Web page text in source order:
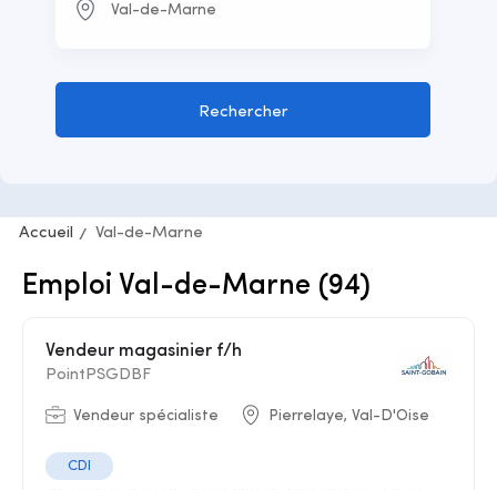
Rechercher
Accueil Val-de-Marne
Emploi Val-de-Marne (94)
Vendeur magasinier f/h
PointPSGDBF
Vendeur spécialiste Pierrelaye, Val-D'Oise
CDI